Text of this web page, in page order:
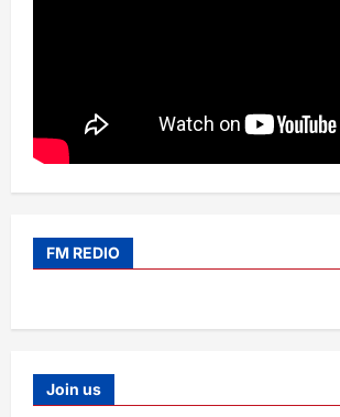
FM REDIO
Join us